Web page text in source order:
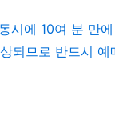
시에 10여 분 만
되므로 반드시